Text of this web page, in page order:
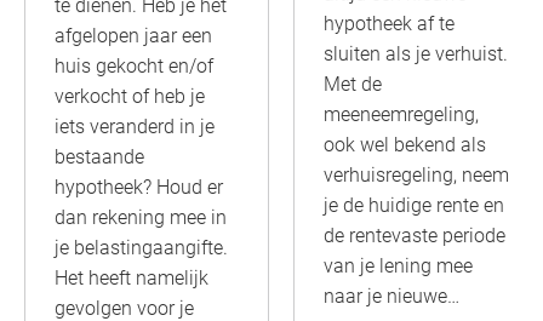
te dienen. Heb je het
afgelopen jaar een
huis gekocht en/of
verkocht of heb je
iets veranderd in je
bestaande
hypotheek? Houd er
dan rekening mee in
je belastingaangifte.
Het heeft namelijk
gevolgen voor je
hypotheek af te
sluiten als je verhuist.
Met de
meeneemregeling,
ook wel bekend als
verhuisregeling, neem
je de huidige rente en
de rentevaste periode
van je lening mee
naar je nieuwe…